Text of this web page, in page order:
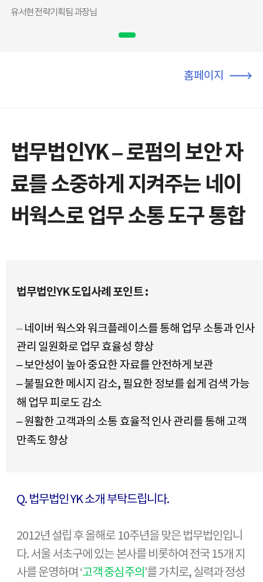
유서현 전략기획팀 과장님
홈페이지
법무법인YK – 로펌의 보안 자
료를 소중하게 지켜주는 네이
버웍스로 업무 소통 도구 통합
법무법인YK 도입사례 포인트 :
–네이버 웍스와 워크플레이스를 통해 업무 소통과 인사
관리 일원화로 업무 효율성 향상
–보안성이 높아 중요한 자료를 안전하게 보관
– 불필요한 메시지 감소, 필요한 정보를 쉽게 검색 가능
해 업무 피로도 감소
– 원활한 고객과의 소통 효율적 인사 관리를 통해 고객
만족도 향상
Q. 법무법인 YK 소개 부탁드립니다.
2012년 설립 후 올해로 10주년을 맞은 법무법인입니
다. 서울 서초구에 있는 본사를 비롯하여 전국 15개 지
사를 운영하며 ‘고객 중심주의’를 가치로, 실력과 정성